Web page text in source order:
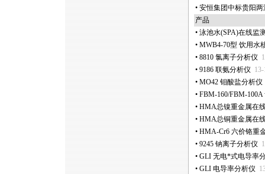
• 安恒集团中标贵阳两
产品
• 泳池水(SPA)在线监
• MWB4-70型 饮用水
• 8810 氯离子分析仪
• 9186 联氨分析仪
• MO42 钼酸盐分析仪
• FBM-160/FBM-
• HMA总镍重金属在
• HMA总铜重金属在
• HMA-Cr6 六价铬重
• 9245 钠离子分析仪
• GLI 无电*式电导率
• GLI 电导率分析仪